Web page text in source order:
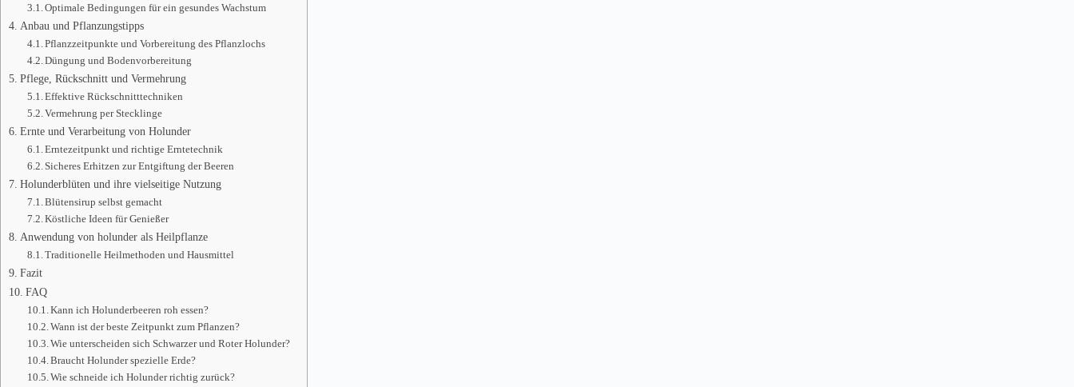
Optimale Bedingungen für ein gesundes Wachstum
Anbau und Pflanzungstipps
Pflanzzeitpunkte und Vorbereitung des Pflanzlochs
Düngung und Bodenvorbereitung
Pflege, Rückschnitt und Vermehrung
Effektive Rückschnitttechniken
Vermehrung per Stecklinge
Ernte und Verarbeitung von Holunder
Erntezeitpunkt und richtige Erntetechnik
Sicheres Erhitzen zur Entgiftung der Beeren
Holunderblüten und ihre vielseitige Nutzung
Blütensirup selbst gemacht
Köstliche Ideen für Genießer
Anwendung von holunder als Heilpflanze
Traditionelle Heilmethoden und Hausmittel
Fazit
FAQ
Kann ich Holunderbeeren roh essen?
Wann ist der beste Zeitpunkt zum Pflanzen?
Wie unterscheiden sich Schwarzer und Roter Holunder?
Braucht Holunder spezielle Erde?
Wie schneide ich Holunder richtig zurück?